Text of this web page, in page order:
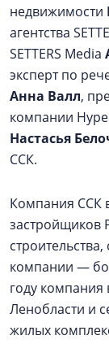
недвижимости
агентства
SETTERS Media
эксперт по
Анна Валл,
компании
Настасья
ССК.
Компания ССК
застройщиков
компании —
году
Ленобласти и
жилых